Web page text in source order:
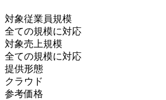
対象従業員規模
全ての規模に対応
対象売上規模
全ての規模に対応
提供形態
クラウド
参考価格